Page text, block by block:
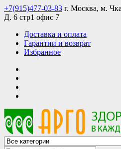
Skip
to
+7(915)477-03-83 г. Москва, м.
Д. 6 стр1 офис 7
Доставка и оплата
Гарантии и возврат
Избранное